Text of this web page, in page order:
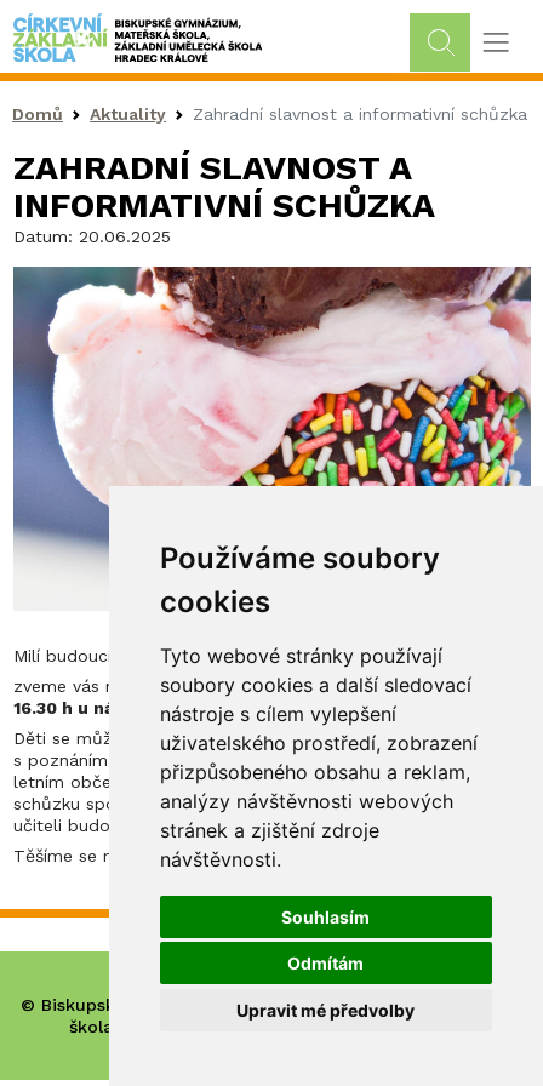
Používáme soubory
cookies
Tyto webové stránky používají
soubory cookies a další sledovací
nástroje s cílem vylepšení
uživatelského prostředí, zobrazení
přizpůsobeného obsahu a reklam,
analýzy návštěvnosti webových
stránek a zjištění zdroje
návštěvnosti.
Souhlasím
Odmítám
Upravit mé předvolby
Drobečková navigace
Domů Aktuality Zahradní slavnost a informativní schůzka
ZAHRADNÍ SLAVNOST A
INFORMATIVNÍ SCHŮZKA
Datum: 20.06.2025
Milí budoucí prvňáčci, vážení rodiče,
zveme vás na
společné setkání v úterý 24. června 2025 v
16.30 h u nás ve škole.
Děti se můžou těšit na svoji malou zahradní slavnost spojenou
s poznáním sebe navzájem, se zábavnými úkoly a s malým
letním občerstvením. Rodiče zveme na úvodní informativní
schůzku spojenou se setkáním s vedením školy a s třídními
učiteli budoucích prvňáčků.
Těšíme se na vás!
© Biskupské gymnázium, církevní základní škola, mateřská
škola a základní umělecká škola Hradec Králové